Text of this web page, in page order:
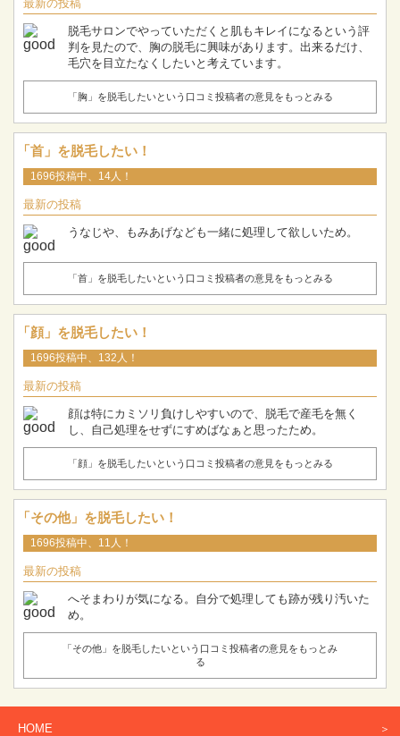
最新の投稿
脱毛サロンでやっていただくと肌もキレイになるという評
判を見たので、胸の脱毛に興味があります。出来るだけ、
毛穴を目立たなくしたいと考えています。
「胸」を脱毛したいという口コミ投稿者の意見をもっとみる
「首」を脱毛したい！
1696投稿中、14人！
最新の投稿
うなじや、もみあげなども一緒に処理して欲しいため。
「首」を脱毛したいという口コミ投稿者の意見をもっとみる
「顔」を脱毛したい！
1696投稿中、132人！
最新の投稿
顔は特にカミソリ負けしやすいので、脱毛で産毛を無く
し、自己処理をせずにすめばなぁと思ったため。
「顔」を脱毛したいという口コミ投稿者の意見をもっとみる
「その他」を脱毛したい！
1696投稿中、11人！
最新の投稿
へそまわりが気になる。自分で処理しても跡が残り汚いた
め。
「その他」を脱毛したいという口コミ投稿者の意見をもっとみ
る
HOME